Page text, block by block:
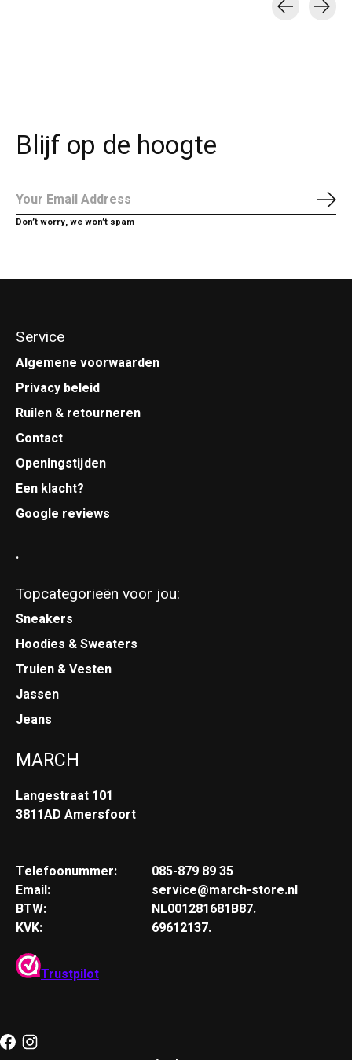
Blijf op de hoogte
Don’t worry, we won’t spam
Service
Algemene voorwaarden
Privacy beleid
Ruilen & retourneren
Contact
Openingstijden
Een klacht?
Google reviews
.
Topcategorieën voor jou:
Sneakers
Hoodies & Sweaters
Truien & Vesten
Jassen
Jeans
MARCH
Langestraat 101
3811AD Amersfoort
Telefoonummer:
Email:
BTW:
KVK:
085-879 89 35
service@march-store.nl
NL001281681B87.
69612137.
Trustpilot